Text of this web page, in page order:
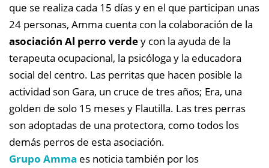
que se realiza cada 15 días y en el que participan unas
24 personas, Amma cuenta con la colaboración de la
asociación Al perro verdey con la ayuda de la
terapeuta ocupacional, la psicóloga y la educadora
social del centro. Las perritas que hacen posible la
actividad son Gara, un cruce de tres años; Era, una
golden de solo 15 meses y Flautilla. Las tres perras
son adoptadas de una protectora, como todos los
demás perros de esta asociación.
Grupo Amma es noticia también por los